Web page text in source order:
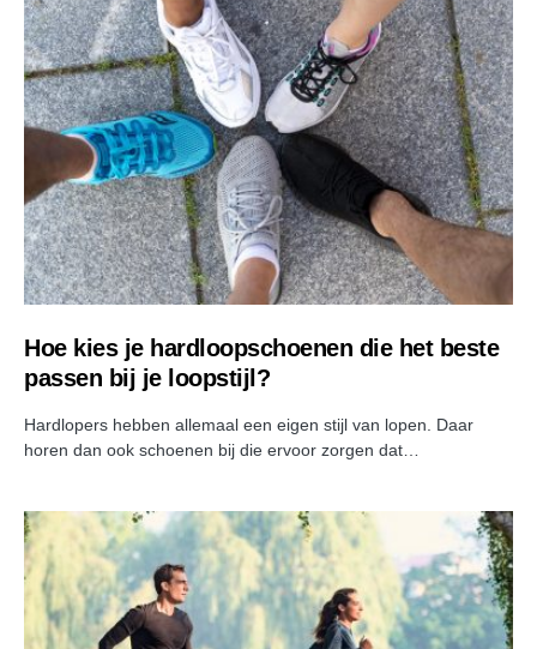
Hoe kies je hardloopschoenen die het beste
passen bij je loopstijl?
Hardlopers hebben allemaal een eigen stijl van lopen. Daar
horen dan ook schoenen bij die ervoor zorgen dat…